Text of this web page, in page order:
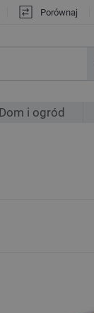
Porównaj
Dom i ogród